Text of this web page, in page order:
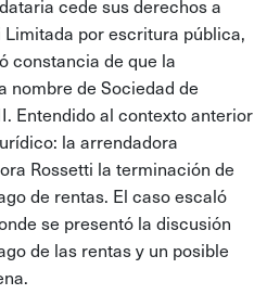
cede sus derechos a
por escritura pública,
constancia de que la
nombre de Sociedad de
Entendido al contexto anterior
la arrendadora
Rossetti la terminación de
de rentas. El caso escaló
se presentó la discusión
de las rentas y un posible